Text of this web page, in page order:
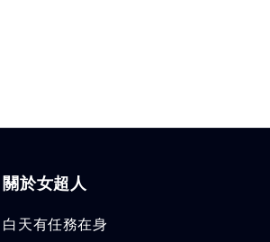
關於女超人
白天有任務在身